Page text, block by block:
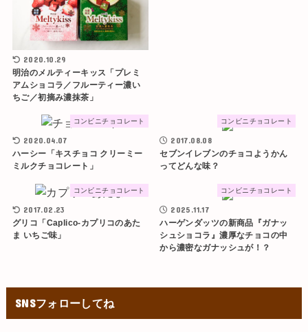
2020.10.29
明治のメルティーキッス「プレミ
アムショコラ／フルーティー濃い
ちご／初摘み濃抹茶」
コンビニチョコレート
2020.04.07
ハーシー「キスチョコ クリーミー
ミルクチョコレート」
コンビニチョコレート
2017.08.08
セブンイレブンのチョコようかん
ってどんな味？
コンビニチョコレート
2017.02.23
グリコ「Caplico-カプリコのあた
ま いちご味」
コンビニチョコレート
2025.11.17
ハーゲンダッツの新商品『ガナッ
シュショコラ』濃厚なチョコの中
から濃密なガナッシュが！？
SNSフォローしてね